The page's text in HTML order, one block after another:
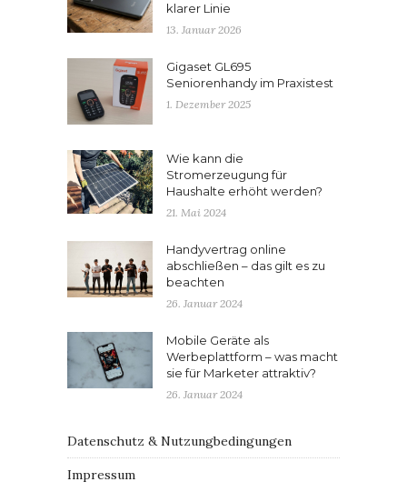
klarer Linie
13. Januar 2026
Gigaset GL695
Seniorenhandy im Praxistest
1. Dezember 2025
Wie kann die
Stromerzeugung für
Haushalte erhöht werden?
21. Mai 2024
Handyvertrag online
abschließen – das gilt es zu
beachten
26. Januar 2024
Mobile Geräte als
Werbeplattform – was macht
sie für Marketer attraktiv?
26. Januar 2024
Datenschutz & Nutzungbedingungen
Impressum